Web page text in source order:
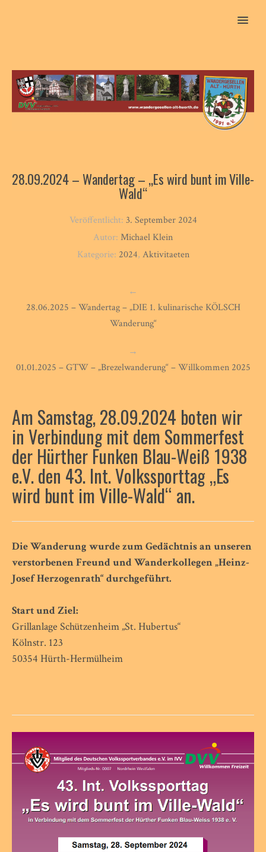
MENU
Am Samstag, 28.09.2024 boten wir
in Verbindung mit dem Sommerfest
der Hürther Funken Blau-Weiß 1938
e.V. den 43. Int. Volkssporttag „Es
wird bunt im Ville-Wald“ an.
Die Wanderung wurde zum Gedächtnis an unseren
verstorbenen Freund und Wanderkollegen „Heinz-
Josef Herzogenrath“ durchgeführt.
Start und Ziel:
Grillanlage Schützenheim „St. Hubertus“
Kölnstr. 123
50354 Hürth-Hermülheim
28.09.2024 – Wandertag – „Es wird bunt im Ville-
Wald“
Veröffentlicht: 3. September 2024
Autor: Michael Klein
Kategorie: 2024, Aktivitaeten
←
28.06.2025 – Wandertag – „DIE 1. kulinarische KÖLSCH
Wanderung“
→
01.01.2025 – GTW – „Brezelwanderung“ – Willkommen 2025